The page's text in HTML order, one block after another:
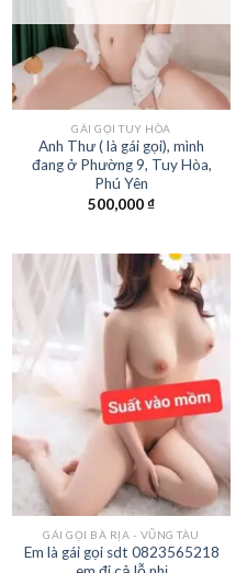
GÁI GỌI TUY HÒA
Anh Thư ( là gái gọi), mình
đang ở Phường 9, Tuy Hòa,
Phú Yên
500,000₫
GÁI GỌI BÀ RỊA - VŨNG TÀU
Em là gái gọi sdt 0823565218